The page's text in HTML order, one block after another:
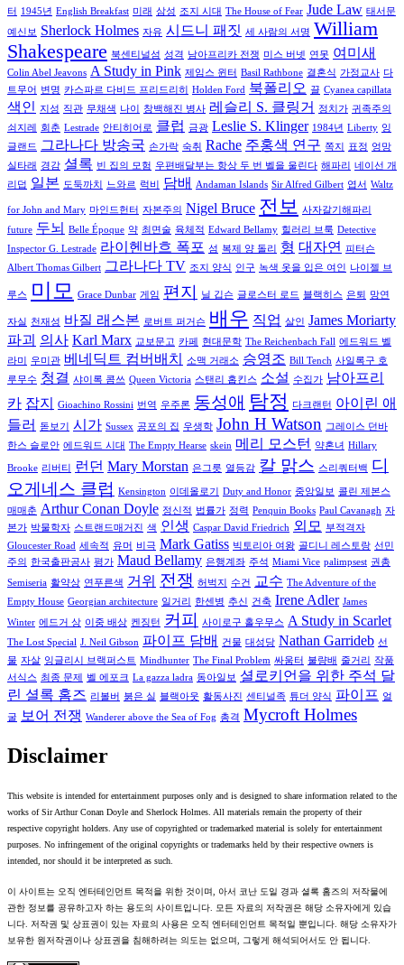
터
1945년 English Breakfast 미래 삼성 조지 시대 The House of Fear Jude Law 태서문
예신보 Sherlock Holmes 자유 시드니 패짓 세 사람의 서명 William
Shakespeare 북센티널섬 성격 남아프리카 전쟁 미스 버넷 연못 여미새
Colin Abel Jeavons A Study in Pink 제임스 윈터 Basil Rathbone 결혼식 가정교사 다
트무어
변명 카스파르 다비드 프리드리히 Holden Ford 북폴리오 끌 Cyanea capillata
색인 지성 직관 무채색 나이 창백해진 병사 레슬리 S. 클링거 정치가 귀족주의
쇠지레
회춘 Lestrade 안티히어로 클럽 금광 Leslie S. Klinger 1984년 Liberty 잉
글랜드
그라나다 방송국 손가락 숙취 Rache 주홍색 연구 쪽지 표정 엉망
실타래
경감 셜록 빈 집의 모험 우편배달부는 항상 두 번 벨을 울린다 해파리
네이선 개
리덥 일본 도둑까치 느와르 럭비 담배 Andaman Islands Sir Alfred Gilbert 엽서 Waltz
for John and Mary 마인드헌터 자본주의 Nigel Bruce 전보
사자갈기해파리
future 두뇌 Belle Époque 약 최면술 육체적 Edward Bellamy 힐러리 브룩 Detective
Inspector G. Lestrade 라이헨바흐 폭포 섬 복제 양 돌리 형 대자연
피터슨
Albert Thomas Gilbert 그라나다 TV 조지 양식 인구 녹색 옷을 입은 여인 나이젤 브
루스 미모 Grace Dunbar 게임 편지 닐 깁슨 글로스터 로드 블랙히스 은퇴 망연
자실 천재성 바질 래스본 로버트 퍼거슨 배우 직업 살인
James Moriarty
파괴 의사 Karl Marx 교보문고 카페 현대문학 The Reichenbach Fall 에드워드 벨
라미
우미관 베네딕트 컴버배치 소맥 거래소 승영조 Bill Tench 사일록구 호
루무수 청결 샤이록 콤쓰 Queen Victoria 스탠리 홉킨스 소설 수집가 남아프리
카 잡지 Gioachino Rossini 번역 우주론 동성애 탐정 다크랜턴
아이린 애
들러
돋보기 시가 Sussex 공포의 집 우생학 John H Watson 그레이스 던바
한스 슬로안 에드워드 시대 The Empty Hearse skein 메리 모스턴 약혼녀 Hillary
Brooke 리버티 런던 Mary Morstan 은그릇 열등감 칼 맑스 스리쿼터백 디
오게네스 클럽
Kensington 이데올로기 Duty and Honor 중앙일보 콜린 제본스
매매춘 Arthur Conan Doyle 정신적 법률가 정력 Penquin Books Paul Cavanagh 자
본가 박물학자 스트랜드매거진 색 인생 Caspar David Friedrich 외모
부적격자
Gloucester Road 세속적 유머 비극 Mark Gatiss 빅토리아 여왕 골디니 레스토랑 선민
주의
한국출판공사 평가 Maud Bellamy 은행계좌 주석 Miami Vice palimpsest 권총
Semiseria 활약상 연푸른색 거위 전쟁 허벅지 수건 교수 The Adventure of the
Empty House Georgian architecture 일거리 한센병 추신 건축 Irene Adler James
Winter 에드거 상 이중 배상 켄징턴 커피 사이로구 홀우무스 A Study in Scarlet
The Lost Special J. Neil Gibson 파이프 담배 건물 대성당 Nathan Garrideb 선
물 자살 잉글리시 브랙퍼스트 Mindhunter The Final Problem 싸움터 불량배 줄거리
작품
서식스 최종 문제 벨 에포크 La gazza ladra 동아일보
셜로키언을 위한 주석 달
린 셜록 홈즈 리볼버 붉은 실 블랙아웃 활동사진 센티널족 튜더 양식 파이프 얼
굴 보어 전쟁 Wanderer above the Sea of Fog 총격 Mycroft Holmes
Disclaimer
This website is intended for entertainment purposes only and is designed to share information related to the
works of Sir Arthur Conan Doyle and Sherlock Holmes. All materials remain the property of their
respective copyright holders. Any use of copyrighted or trademarked material is solely for entertainment
purposes. No infringement of the original copyrights or trademarks held by their respective owners is
intended, nor should it be interpreted as such.
이 사이트는 오직 엔터테인먼트 목적을 위한 것이며, 아서 코난 도일 경과 셜록 홈즈의 저작물에
관한 정보를 공유하고자 하는 용도의 사이트입니다. 모든 자료의 저작권은 해당 소유자에게 있습
니다. 저작권 및 상표권이 있는 자료의 사용은 오직 엔터테인먼트 목적일 뿐입니다. 해당 소유자가
보유한 원저작권이나 상표권을 침해하려는 의도는 없으며, 그렇게 해석되어서도 안 됩니다.